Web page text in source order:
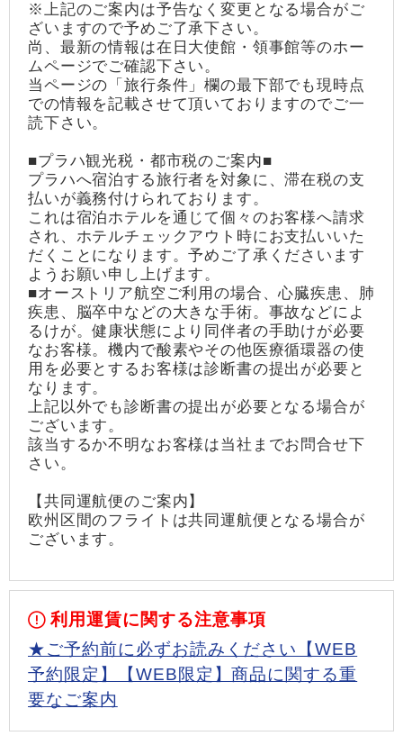
※上記のご案内は予告なく変更となる場合がご
ざいますので予めご了承下さい。
尚、最新の情報は在日大使館・領事館等のホー
ムページでご確認下さい。
当ページの「旅行条件」欄の最下部でも現時点
での情報を記載させて頂いておりますのでご一
読下さい。
■プラハ観光税・都市税のご案内■
プラハへ宿泊する旅行者を対象に、滞在税の支
払いが義務付けられております。
これは宿泊ホテルを通じて個々のお客様へ請求
され、ホテルチェックアウト時にお支払いいた
だくことになります。予めご了承くださいます
ようお願い申し上げます。
■オーストリア航空ご利用の場合、心臓疾患、肺
疾患、脳卒中などの大きな手術。事故などによ
るけが。健康状態により同伴者の手助けが必要
なお客様。機内で酸素やその他医療循環器の使
用を必要とするお客様は診断書の提出が必要と
なります。
上記以外でも診断書の提出が必要となる場合が
ございます。
該当するか不明なお客様は当社までお問合せ下
さい。
【共同運航便のご案内】
欧州区間のフライトは共同運航便となる場合が
ございます。
利用運賃に関する注意事項
★ご予約前に必ずお読みください【WEB
予約限定】【WEB限定】商品に関する重
要なご案内